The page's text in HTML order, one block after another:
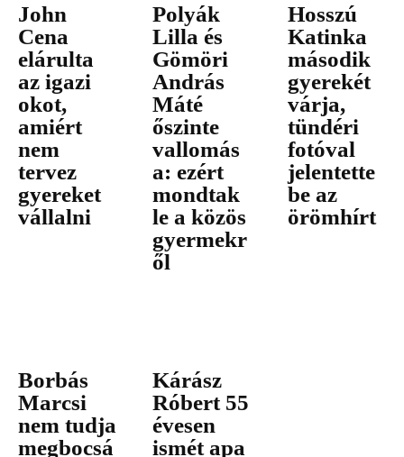
John
Cena
elárulta
az igazi
okot,
amiért
nem
tervez
gyereket
vállalni
Polyák
Lilla és
Gömöri
András
Máté
őszinte
vallomás
a: ezért
mondtak
le a közös
gyermekr
ől
Hosszú
Katinka
második
gyerekét
várja,
tündéri
fotóval
jelentette
be az
örömhírt
Borbás
Marcsi
nem tudja
megbocsá
Kárász
Róbert 55
évesen
ismét apa